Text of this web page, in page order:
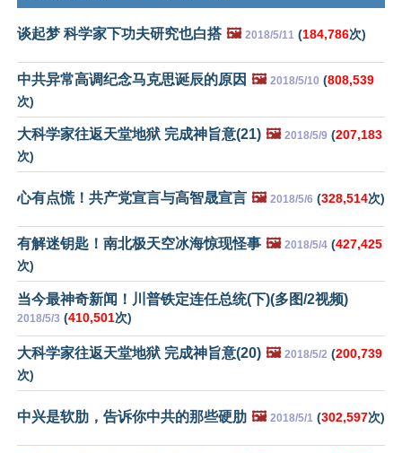
谈起梦 科学家下功夫研究也白搭 🖼️ 2018/5/11 (184,786次)
中共异常高调纪念马克思诞辰的原因 🖼️ 2018/5/10 (808,539
次)
大科学家往返天堂地狱 完成神旨意(21) 🖼️ 2018/5/9 (207,183
次)
心有点慌！共产党宣言与高智晟宣言 🖼️ 2018/5/6 (328,514次)
有解迷钥匙！南北极天空冰海惊现怪事 🖼️ 2018/5/4 (427,425
次)
当今最神奇新闻！川普铁定连任总统(下)(多图/2视频)
2018/5/3 (410,501次)
大科学家往返天堂地狱 完成神旨意(20) 🖼️ 2018/5/2 (200,739
次)
中兴是软肋，告诉你中共的那些硬肋 🖼️ 2018/5/1 (302,597次)